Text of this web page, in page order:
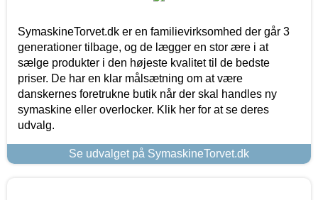
SymaskineTorvet.dk er en familievirksomhed der går 3
generationer tilbage, og de lægger en stor ære i at
sælge produkter i den højeste kvalitet til de bedste
priser. De har en klar målsætning om at være
danskernes foretrukne butik når der skal handles ny
symaskine eller overlocker. Klik her for at se deres
udvalg.
Se udvalget på SymaskineTorvet.dk